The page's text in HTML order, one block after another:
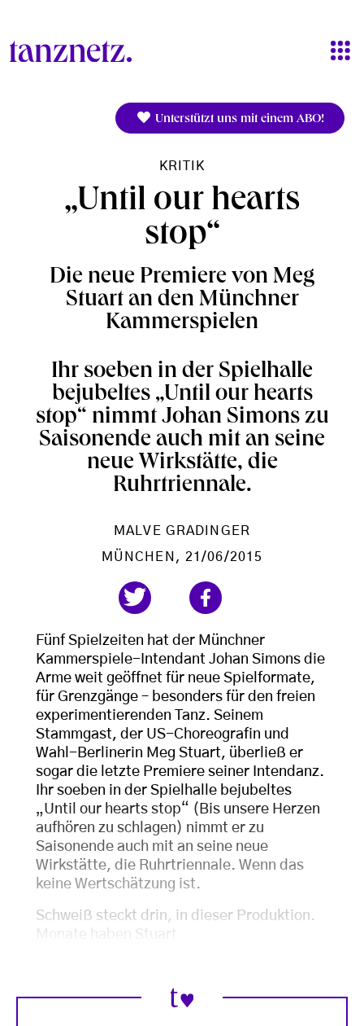
Unterstützt uns mit einem ABO!
KRITIK
„Until our hearts
stop“
Die neue Premiere von Meg
Stuart an den Münchner
Kammerspielen
Ihr soeben in der Spielhalle
bejubeltes „Until our hearts
stop“ nimmt Johan Simons zu
Saisonende auch mit an seine
neue Wirkstätte, die
Ruhrtriennale.
MALVE GRADINGER
MÜNCHEN , 21/06/2015
Fünf Spielzeiten hat der Münchner
Kammerspiele-Intendant Johan Simons die
Arme weit geöffnet für neue Spielformate,
für Grenzgänge – besonders für den freien
experimentierenden Tanz. Seinem
Stammgast, der US-Choreografin und
Wahl-Berlinerin Meg Stuart, überließ er
sogar die letzte Premiere seiner Intendanz.
Ihr soeben in der Spielhalle bejubeltes
„Until our hearts stop“ (Bis unsere Herzen
aufhören zu schlagen) nimmt er zu
Saisonende auch mit an seine neue
Wirkstätte, die Ruhrtriennale. Wenn das
keine Wertschätzung ist.
Schweiß steckt drin, in dieser Produktion.
Monate haben Stuart